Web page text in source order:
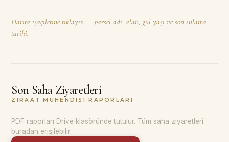
Harita işaçiletine tıklayın — parsel adı, alan, gül yaşı ve son sulama
tarihi.
Son Saha Ziyaretleri
ZIRAAT MÜHENDISI RAPORLARI
PDF raporları Drive klasöründe tutulur. Tüm saha ziyaretleri
buradan erişilebilir.